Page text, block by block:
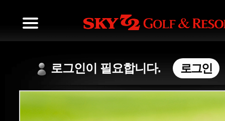
로그인이 필요합니다. 로그인